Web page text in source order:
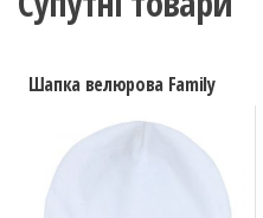
Шапка велюрова Family